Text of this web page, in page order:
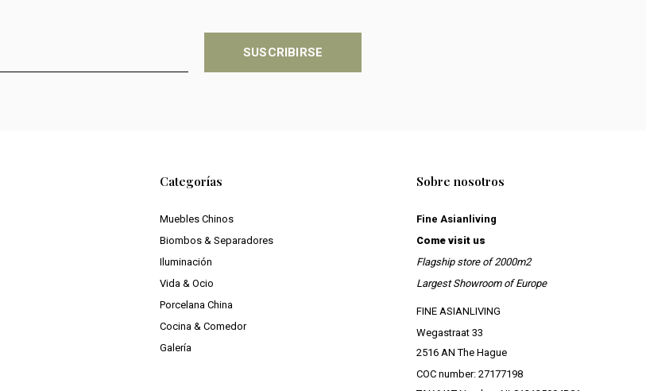
SUSCRIBIRSE
Categorías
Muebles Chinos
Biombos & Separadores
Iluminación
Vida & Ocio
Porcelana China
Cocina & Comedor
Galería
Sobre nosotros
Fine Asianliving
Come visit us
Flagship store of 2000m2
Largest Showroom of Europe
FINE ASIANLIVING
Wegastraat 33
2516 AN The Hague
COC number: 27177198